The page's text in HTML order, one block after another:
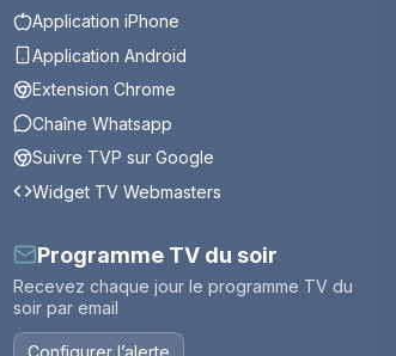
Application iPhone
Application Android
Extension Chrome
Chaîne Whatsapp
Suivre TVP sur Google
Widget TV Webmasters
Programme TV du soir
Recevez chaque jour le programme TV du
soir par email